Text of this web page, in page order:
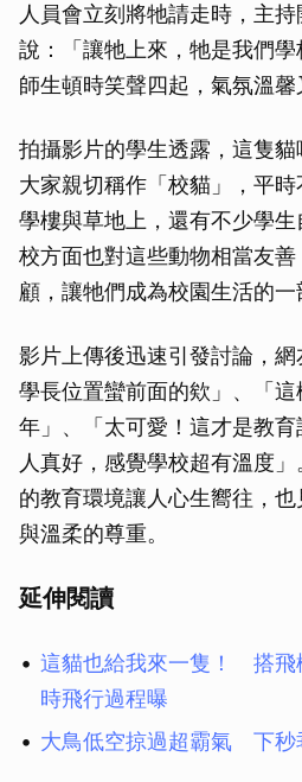
人員會立刻將牠請走時，主
說：「讓牠上來，牠是我們
師生頓時笑聲四起，氣氛溫馨
拍攝影片的學生透露，這隻
大家親切稱作「校貓」，平
學樓與草地上，還有不少學
校方面也對這些動物相當友
顧，讓牠們成為校園生活的一
影片上傳後迅速引發討論，
學長位置蠻前面的欸」、「
年」、「太可愛！這才是教
人真好，感覺學校超有溫度
的教育環境讓人心生嚮往，
與溫柔的尊重。
延伸閱讀
這貓也給我來一隻！ 搭
時飛行過程曝
大鳥低空掠過超霸氣 下秒